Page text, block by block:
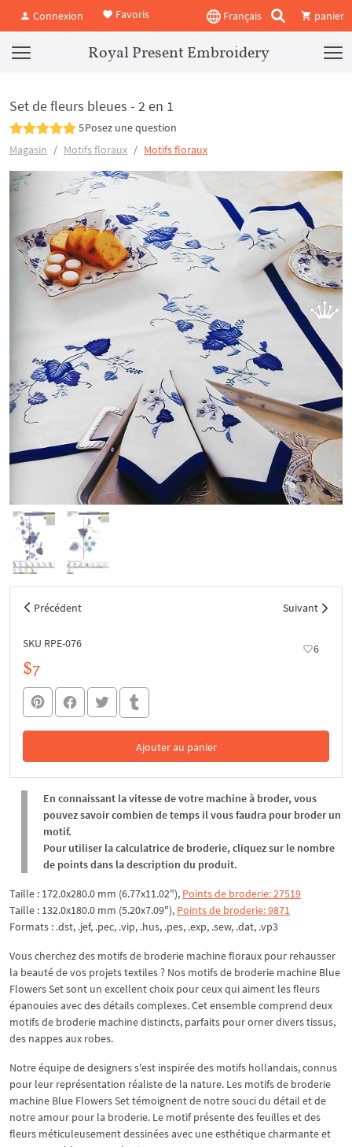
Connexion Favoris Français panier
Royal Present Embroidery
Set de fleurs bleues - 2 en 1
5Posez une question
Magasin
Motifs floraux Motifs floraux
Précédent Suivant
SKU RPE-076 6
$7
Ajouter au panier
Dans le panier
En connaissant la vitesse de votre machine à broder, vous
pouvez savoir combien de temps il vous faudra pour broder un
motif.
Pour utiliser la calculatrice de broderie, cliquez sur le nombre
de points dans la description du produit.
Taille : 172.0x280.0 mm (6.77x11.02"), Points de broderie: 27519
Taille : 132.0x180.0 mm (5.20x7.09"), Points de broderie: 9871
Formats : .dst, .jef, .pec, .vip, .hus, .pes, .exp, .sew, .dat, .vp3
Vous cherchez des motifs de broderie machine floraux pour rehausser
la beauté de vos projets textiles ? Nos motifs de broderie machine Blue
Flowers Set sont un excellent choix pour ceux qui aiment les fleurs
épanouies avec des détails complexes. Cet ensemble comprend deux
motifs de broderie machine distincts, parfaits pour orner divers tissus,
des nappes aux robes.
Notre équipe de designers s'est inspirée des motifs hollandais, connus
pour leur représentation réaliste de la nature. Les motifs de broderie
machine Blue Flowers Set témoignent de notre souci du détail et de
notre amour pour la broderie. Le motif présente des feuilles et des
fleurs méticuleusement dessinées avec une esthétique charmante et